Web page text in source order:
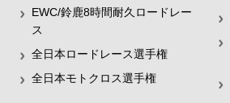
EWC/鈴鹿8時間耐久ロードレー
ス
全日本ロードレース選手権
全日本モトクロス選手権